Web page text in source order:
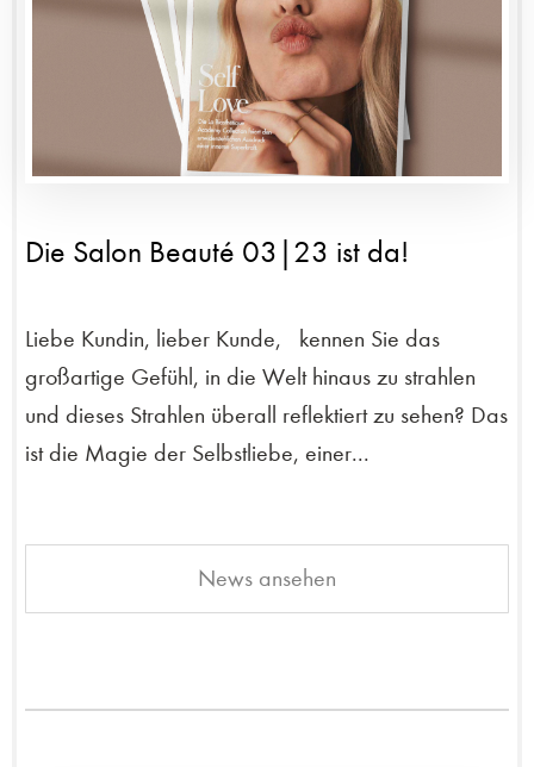
Die Salon Beauté 03|23 ist da!
Liebe Kundin, lieber Kunde, kennen Sie das
großartige Gefühl, in die Welt hinaus zu strahlen
und dieses Strahlen überall reflektiert zu sehen? Das
ist die Magie der Selbstliebe, einer...
News ansehen